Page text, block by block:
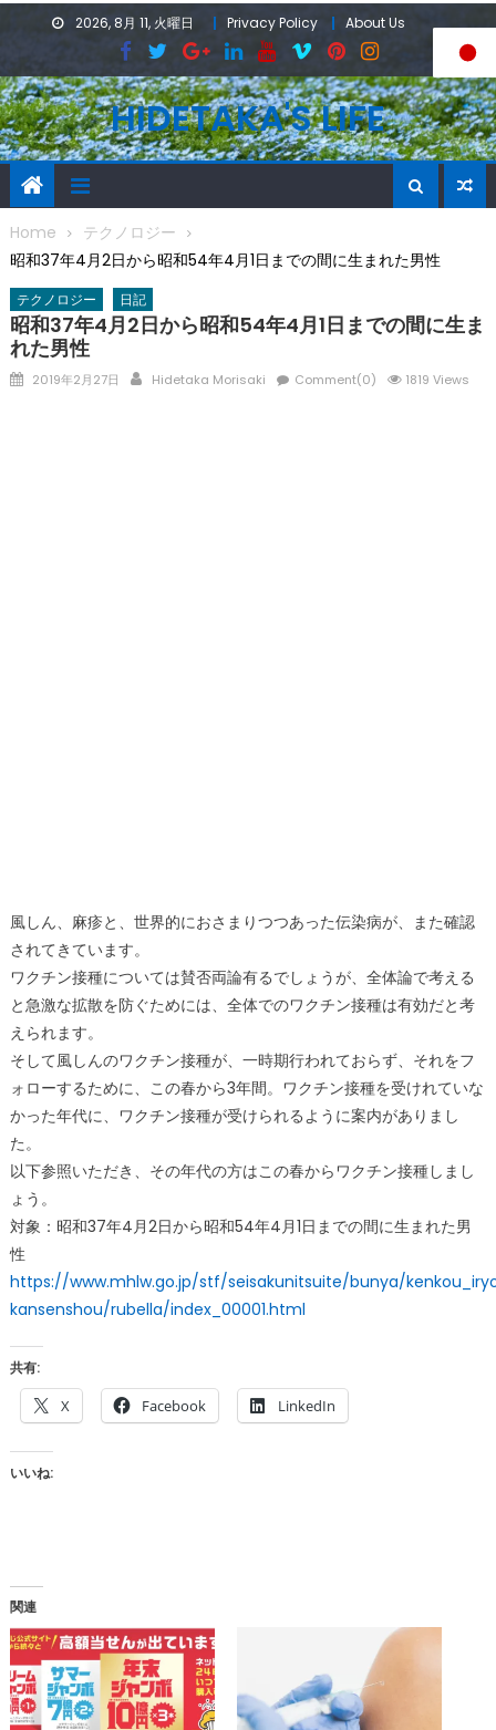
2026, 8月 11, 火曜日 Privacy Policy About Us
HIDETAKA'S LIFE
Home
テクノロジー
昭和37年4月2日から昭和54年4月1日までの間に生まれた男性
テクノロジー 日記
昭和37年4月2日から昭和54年4月1日までの間に生ま
れた男性
Posted
2019年2月27日 Author
Hidetaka Morisaki Comment(0) 1819 Views
風しん、麻疹と、世界的におさまりつつあった伝染病が、また確認
されてきています。
ワクチン接種については賛否両論有るでしょうが、全体論で考える
と急激な拡散を防ぐためには、全体でのワクチン接種は有効だと考
えられます。
そして風しんのワクチン接種が、一時期行われておらず、それをフ
ォローするために、この春から3年間。ワクチン接種を受けれていな
かった年代に、ワクチン接種が受けられるように案内がありまし
た。
以下参照いただき、その年代の方はこの春からワクチン接種しまし
ょう。
対象：昭和37年4月2日から昭和54年4月1日までの間に生まれた男
性
https://www.mhlw.go.jp/stf/seisakunitsuite/bunya/
kansenshou/rubella/index_00001.html
共有:
X Facebook LinkedIn
いいね:
関連